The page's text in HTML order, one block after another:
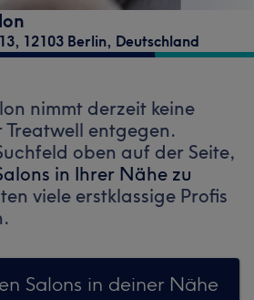
12103 Berlin, Deutschland
nimmt derzeit keine
entgegen.
oben auf der Seite,
in Ihrer Nähe zu
viele erstklassige Profis
Salons in deiner Nähe